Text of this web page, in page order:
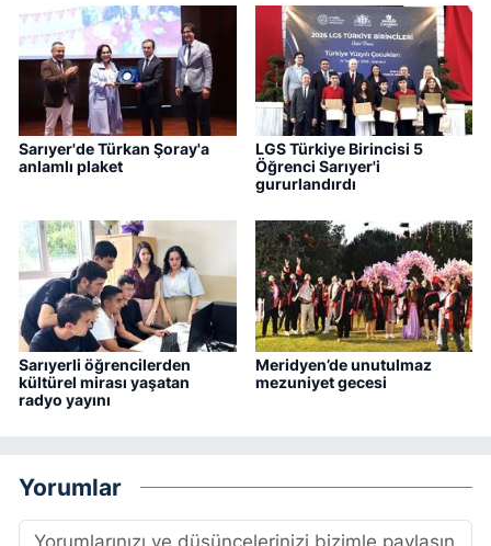
Sarıyer'de Türkan Şoray'a
anlamlı plaket
LGS Türkiye Birincisi 5
Öğrenci Sarıyer'i
gururlandırdı
Sarıyerli öğrencilerden
kültürel mirası yaşatan
radyo yayını
Meridyen’de unutulmaz
mezuniyet gecesi
Yorumlar